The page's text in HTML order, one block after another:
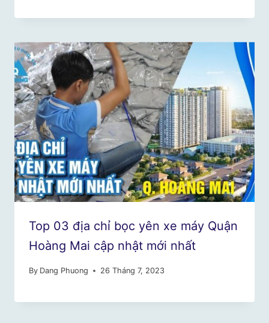
Top 03 địa chỉ bọc yên xe máy Quận
Hoàng Mai cập nhật mới nhất
By Dang Phuong 26 Tháng 7, 2023